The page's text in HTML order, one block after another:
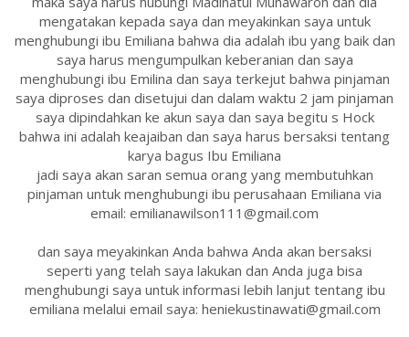
mengatakan kepada saya dan meyakinkan saya untuk
menghubungi ibu Emiliana bahwa dia adalah ibu yang baik dan
saya harus mengumpulkan keberanian dan saya
menghubungi ibu Emilina dan saya terkejut bahwa pinjaman
saya diproses dan disetujui dan dalam waktu 2 jam pinjaman
saya dipindahkan ke akun saya dan saya begitu s Hock
bahwa ini adalah keajaiban dan saya harus bersaksi tentang
karya bagus Ibu Emiliana
jadi saya akan saran semua orang yang membutuhkan
pinjaman untuk menghubungi ibu perusahaan Emiliana via
email: emilianawilson111@gmail.com
dan saya meyakinkan Anda bahwa Anda akan bersaksi
seperti yang telah saya lakukan dan Anda juga bisa
menghubungi saya untuk informasi lebih lanjut tentang ibu
emiliana melalui email saya: heniekustinawati@gmail.com